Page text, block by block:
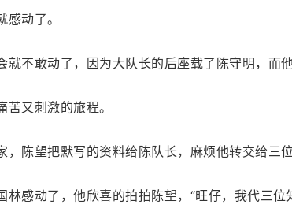
感动了。
就不敢动了，因为大队长的后座载了陈守明，
苦又刺激的旅程。
，陈望把默写的资料给陈队长，麻烦他转交给三位
林感动了，他欣喜的拍拍陈望，“旺仔，我代三